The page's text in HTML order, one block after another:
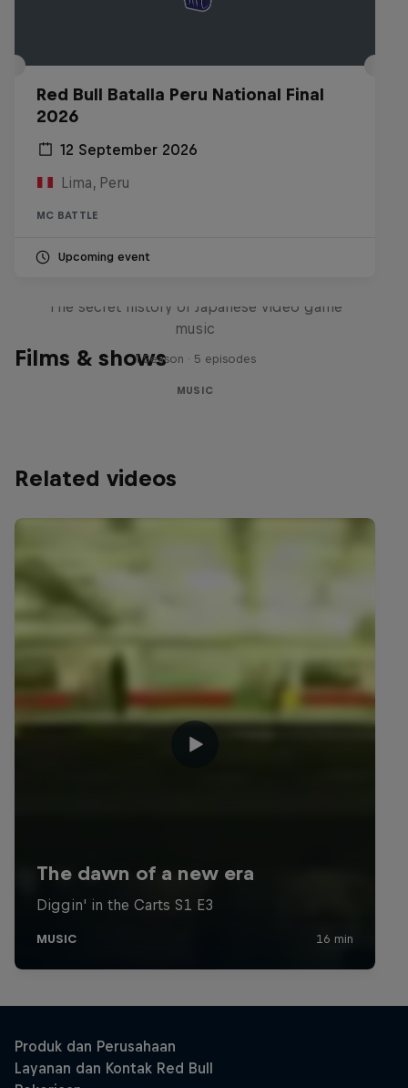
Red Bull Batalla Peru National Final
2026
12 September 2026
Lima, Peru
MC BATTLE
Upcoming event
Films & shows
The secret history of Japanese video game
music
1 Season · 5 episodes
MUSIC
Related videos